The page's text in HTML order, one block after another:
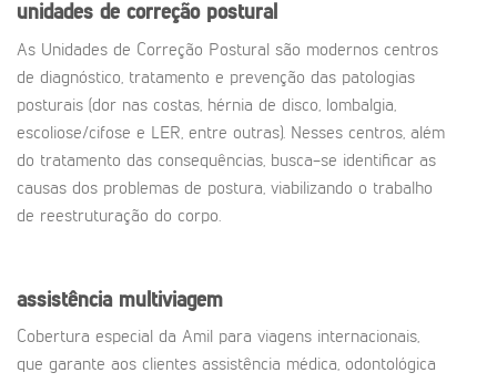
unidades de correção postural
As Unidades de Correção Postural são modernos centros
de diagnóstico, tratamento e prevenção das patologias
posturais (dor nas costas, hérnia de disco, lombalgia,
escoliose/cifose e LER, entre outras). Nesses centros, além
do tratamento das consequências, busca-se identificar as
causas dos problemas de postura, viabilizando o trabalho
de reestruturação do corpo.
assistência multiviagem
Cobertura especial da Amil para viagens internacionais,
que garante aos clientes assistência médica, odontológica